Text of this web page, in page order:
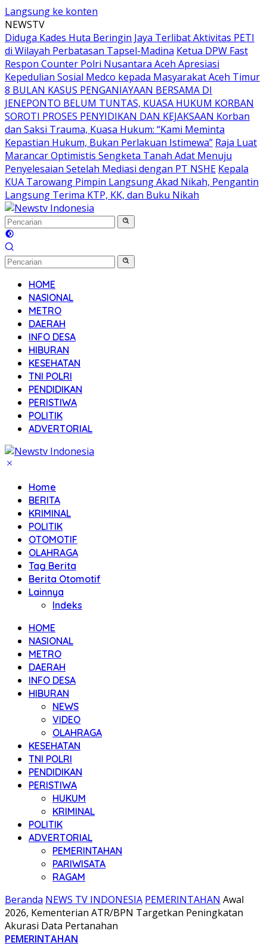
Langsung ke konten
NEWSTV
Diduga Kades Huta Beringin Jaya Terlibat Aktivitas PETI
di Wilayah Perbatasan Tapsel-Madina Ketua DPW Fast
Respon Counter Polri Nusantara Aceh Apresiasi
Kepedulian Sosial Medco kepada Masyarakat Aceh Timur
8 BULAN KASUS PENGANIAYAAN BERSAMA DI
JENEPONTO BELUM TUNTAS, KUASA HUKUM KORBAN
SOROTI PROSES PENYIDIKAN DAN KEJAKSAAN Korban
dan Saksi Trauma, Kuasa Hukum: “Kami Meminta
Kepastian Hukum, Bukan Perlakuan Istimewa” Raja Luat
Marancar Optimistis Sengketa Tanah Adat Menuju
Penyelesaian Setelah Mediasi dengan PT NSHE Kepala
KUA Tarowang Pimpin Langsung Akad Nikah, Pengantin
Langsung Terima KTP, KK, dan Buku Nikah
HOME
NASIONAL
METRO
DAERAH
INFO DESA
HIBURAN
KESEHATAN
TNI POLRI
PENDIDIKAN
PERISTIWA
POLITIK
ADVERTORIAL
Home
BERITA
KRIMINAL
POLITIK
OTOMOTIF
OLAHRAGA
Tag Berita
Berita Otomotif
Lainnya
Indeks
HOME
NASIONAL
METRO
DAERAH
INFO DESA
HIBURAN
NEWS
VIDEO
OLAHRAGA
KESEHATAN
TNI POLRI
PENDIDIKAN
PERISTIWA
HUKUM
KRIMINAL
POLITIK
ADVERTORIAL
PEMERINTAHAN
PARIWISATA
RAGAM
Beranda NEWS TV INDONESIA PEMERINTAHAN Awal
2026, Kementerian ATR/BPN Targetkan Peningkatan
Akurasi Data Pertanahan
PEMERINTAHAN